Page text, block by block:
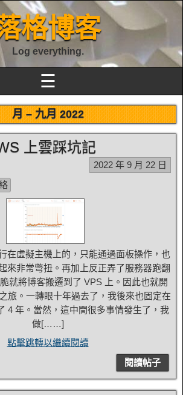
格博客
Log everything.
☰
月 –九月 2022
上雲踩坑記
2022 年 9 月 22 日
在虛擬主機上的，只能通過面板操作，也
來非常彆扭。再加上反正弄了服務器跑翻
就將博客搬遷到了 VPS 上。因此也就開
旅。一轉眼十年過去了，我後來也固定在
4 年。當然，這中間很多事情發生了，我
做[……]
點擊跳轉以繼續閱讀
閱讀帖子